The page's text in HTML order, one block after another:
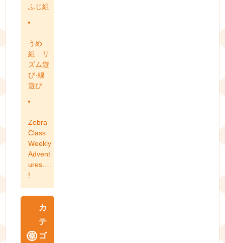
ふじ組
うめ
組 リ
ズム遊
び·線
遊び
Zebra
Class
Weekly
Advent
ures….
!
カ
テ
ゴ